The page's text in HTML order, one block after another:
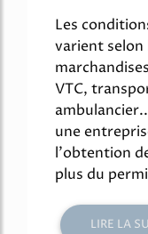
Les
varient
VTC,
une
l'obtention
plus du
LIRE LA